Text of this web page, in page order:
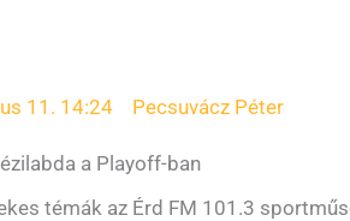
11. 14:24 Pecsuvácz Péter
a Playoff-ban
témák az Érd FM 101.3